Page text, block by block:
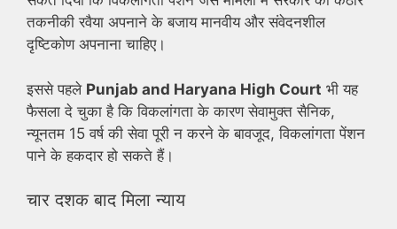
तकनीकी रवैया अपनाने के बजाय मानवीय और संवेदनशील
दृष्टिकोण अपनाना चाहिए।
इससे पहले Punjab and Haryana High Court भी यह
फैसला दे चुका है कि विकलांगता के कारण सेवामुक्त सैनिक,
न्यूनतम 15 वर्ष की सेवा पूरी न करने के बावजूद, विकलांगता पेंशन
पाने के हकदार हो सकते हैं।
चार दशक बाद मिला न्याय